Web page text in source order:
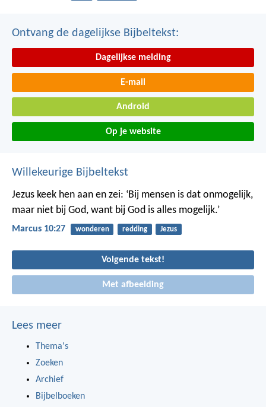
Ontvang de dagelijkse Bijbeltekst:
Dagelijkse melding
E-mail
Android
Op je website
Willekeurige Bijbeltekst
Jezus keek hen aan en zei: ‘Bij mensen is dat onmogelijk,
maar niet bij God, want bij God is alles mogelijk.’
Marcus 10:27 wonderen redding Jezus
Volgende tekst!
Met afbeelding
Lees meer
Thema's
Zoeken
Archief
Bijbelboeken